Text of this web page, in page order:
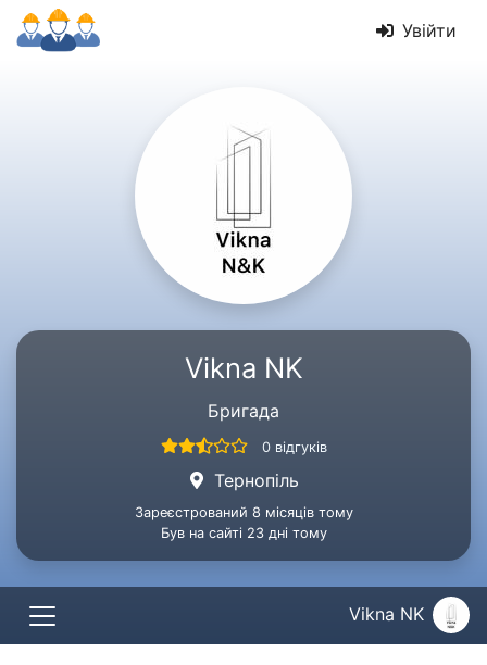
Увійти
Vikna NK
Бригада
0 відгуків
Тернопіль
Зареєстрований 8 місяців тому
Був на сайті 23 дні тому
Vikna NK